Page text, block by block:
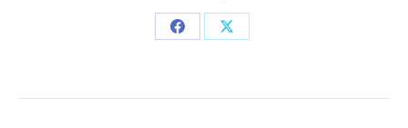
Share
Share